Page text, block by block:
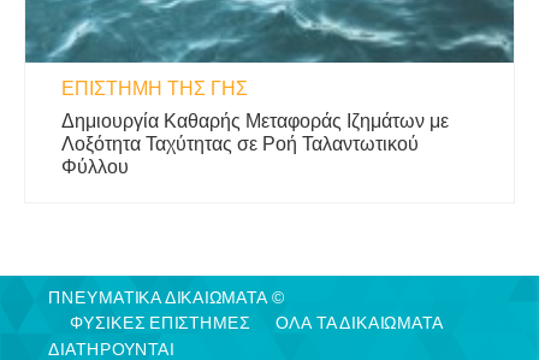
ΕΠΙΣΤΉΜΗ ΤΗΣ ΓΗΣ
Δημιουργία Καθαρής Μεταφοράς Ιζημάτων με
Λοξότητα Ταχύτητας σε Ροή Ταλαντωτικού
Φύλλου
ΠΝΕΥΜΑΤΙΚΑ ΔΙΚΑΙΩΜΑΤΑ ©
ΦΥΣΙΚΈΣ ΕΠΙΣΤΉΜΕΣ
ΟΛΑ ΤΑ ΔΙΚΑΙΩΜΑΤΑ
ΔΙΑΤΗΡΟΥΝΤΑΙ